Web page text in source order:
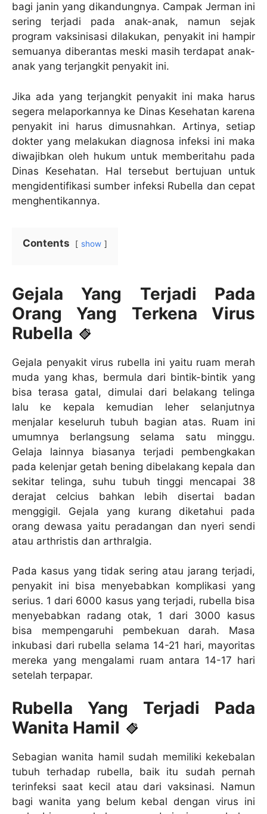
bagi janin yang dikandungnya. Campak Jerman ini
sering terjadi pada anak-anak, namun sejak
program vaksinisasi dilakukan, penyakit ini hampir
semuanya diberantas meski masih terdapat anak-
anak yang terjangkit penyakit ini.
Jika ada yang terjangkit penyakit ini maka harus
segera melaporkannya ke Dinas Kesehatan karena
penyakit ini harus dimusnahkan. Artinya, setiap
dokter yang melakukan diagnosa infeksi ini maka
diwajibkan oleh hukum untuk memberitahu pada
Dinas Kesehatan. Hal tersebut bertujuan untuk
mengidentifikasi sumber infeksi Rubella dan cepat
menghentikannya.
Contents show
Gejala Yang Terjadi Pada
Orang Yang Terkena Virus
Rubella
Gejala penyakit virus rubella ini yaitu ruam merah
muda yang khas, bermula dari bintik-bintik yang
bisa terasa gatal, dimulai dari belakang telinga
lalu ke kepala kemudian leher selanjutnya
menjalar keseluruh tubuh bagian atas. Ruam ini
umumnya berlangsung selama satu minggu.
Gelaja lainnya biasanya terjadi pembengkakan
pada kelenjar getah bening dibelakang kepala dan
sekitar telinga, suhu tubuh tinggi mencapai 38
derajat celcius bahkan lebih disertai badan
menggigil. Gejala yang kurang diketahui pada
orang dewasa yaitu peradangan dan nyeri sendi
atau arthristis dan arthralgia.
Pada kasus yang tidak sering atau jarang terjadi,
penyakit ini bisa menyebabkan komplikasi yang
serius. 1 dari 6000 kasus yang terjadi, rubella bisa
menyebabkan radang otak, 1 dari 3000 kasus
bisa mempengaruhi pembekuan darah. Masa
inkubasi dari rubella selama 14-21 hari, mayoritas
mereka yang mengalami ruam antara 14-17 hari
setelah terpapar.
Rubella Yang Terjadi Pada
Wanita Hamil
Sebagian wanita hamil sudah memiliki kekebalan
tubuh terhadap rubella, baik itu sudah pernah
terinfeksi saat kecil atau dari vaksinasi. Namun
bagi wanita yang belum kebal dengan virus ini